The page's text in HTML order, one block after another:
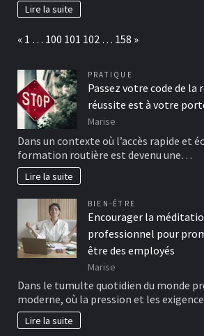
Lire la suite
Page:
Previous
« 1 … 100 101 102 … 158 Next
»
PRATIQUE
Passez votre code de la
réussite est à votre
Marise
Dans un contexte où l’accès rapide et
formation routière est devenu une…
Lire la suite
BIEN-ÊTRE
Encourager la
professionnel pour
être des employés
Marise
Dans le tumulte quotidien du monde
moderne, où la pression et les
Lire la suite